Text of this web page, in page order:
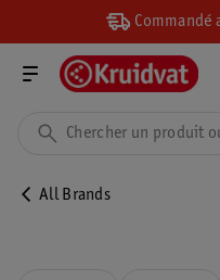
Commandé
All Brands